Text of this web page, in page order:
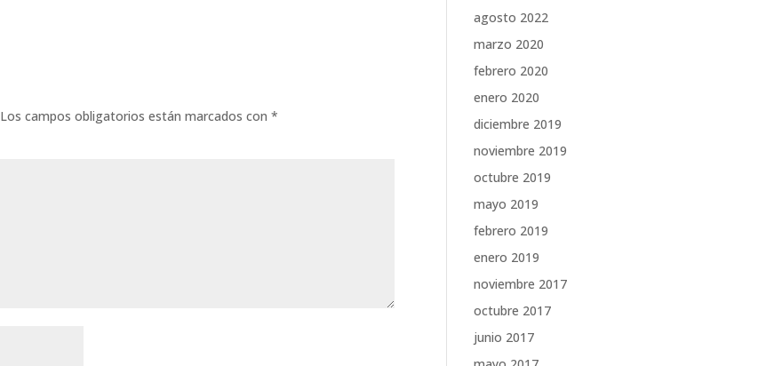
Los campos obligatorios están marcados con*
agosto 2022
marzo 2020
febrero 2020
enero 2020
diciembre 2019
noviembre 2019
octubre 2019
mayo 2019
febrero 2019
enero 2019
noviembre 2017
octubre 2017
junio 2017